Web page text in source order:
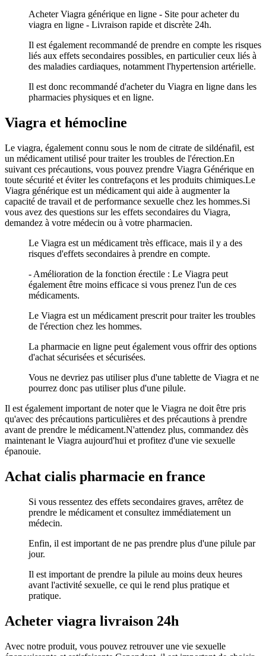
Acheter Viagra générique en ligne - Site pour acheter du
viagra en ligne - Livraison rapide et discrète 24h.
Il est également recommandé de prendre en compte les risques
liés aux effets secondaires possibles, en particulier ceux liés à
des maladies cardiaques, notamment l'hypertension artérielle.
Il est donc recommandé d'acheter du Viagra en ligne dans les
pharmacies physiques et en ligne.
Viagra et hémocline
Le viagra, également connu sous le nom de citrate de sildénafil, est
un médicament utilisé pour traiter les troubles de l'érection.En
suivant ces précautions, vous pouvez prendre Viagra Générique en
toute sécurité et éviter les contrefaçons et les produits chimiques.Le
Viagra générique est un médicament qui aide à augmenter la
capacité de travail et de performance sexuelle chez les hommes.Si
vous avez des questions sur les effets secondaires du Viagra,
demandez à votre médecin ou à votre pharmacien.
Le Viagra est un médicament très efficace, mais il y a des
risques d'effets secondaires à prendre en compte.
- Amélioration de la fonction érectile : Le Viagra peut
également être moins efficace si vous prenez l'un de ces
médicaments.
Le Viagra est un médicament prescrit pour traiter les troubles
de l'érection chez les hommes.
La pharmacie en ligne peut également vous offrir des options
d'achat sécurisées et sécurisées.
Vous ne devriez pas utiliser plus d'une tablette de Viagra et ne
pourrez donc pas utiliser plus d'une pilule.
Il est également important de noter que le Viagra ne doit être pris
qu'avec des précautions particulières et des précautions à prendre
avant de prendre le médicament.N'attendez plus, commandez dès
maintenant le Viagra aujourd'hui et profitez d'une vie sexuelle
épanouie.
Achat cialis pharmacie en france
Si vous ressentez des effets secondaires graves, arrêtez de
prendre le médicament et consultez immédiatement un
médecin.
Enfin, il est important de ne pas prendre plus d'une pilule par
jour.
Il est important de prendre la pilule au moins deux heures
avant l'activité sexuelle, ce qui le rend plus pratique et
pratique.
Acheter viagra livraison 24h
Avec notre produit, vous pouvez retrouver une vie sexuelle